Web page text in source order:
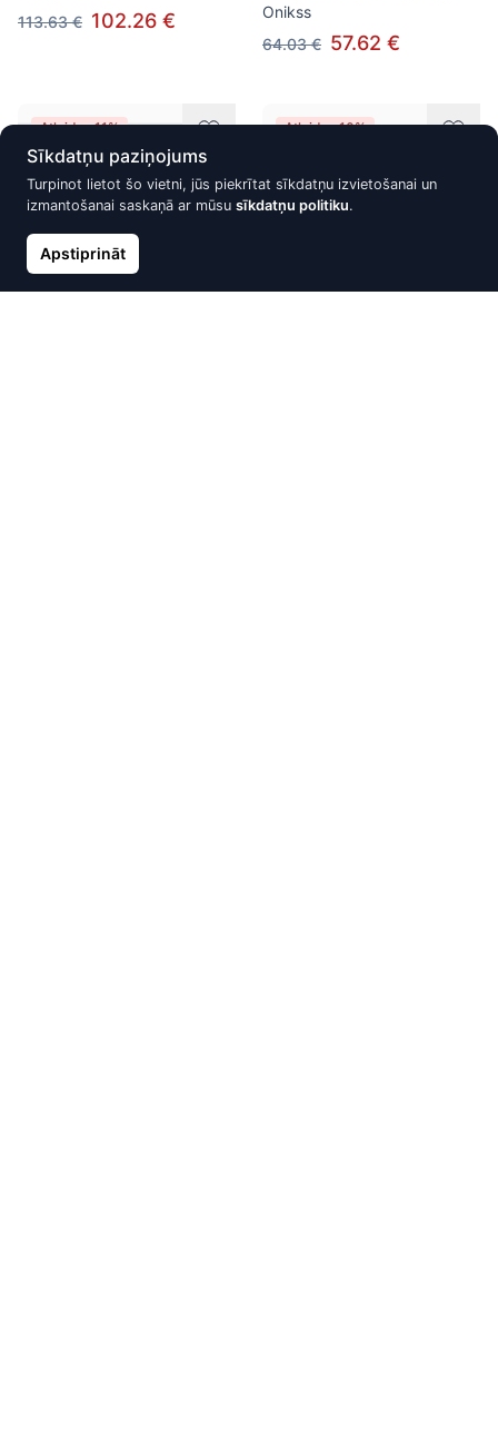
113.63 € 102.26 €
Onikss
64.03 € 57.62 €
Atlaide -11% Atlaide -10%
Sīkdatņu paziņojums
Turpinot lietot šo vietni, jūs piekrītat sīkdatņu izvietošanai un
izmantošanai saskaņā ar mūsu sīkdatņu politiku.
Apstiprināt